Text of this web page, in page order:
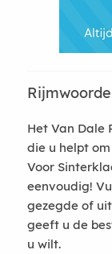
Het Van Dale
die u helpt
Voor
eenvoudig!
gezegde of
geeft u de
u wilt.